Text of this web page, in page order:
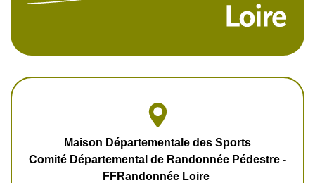
Maison Départementale des Sports
Comité Départemental de Randonnée Pédestre -
FFRandonnée Loire